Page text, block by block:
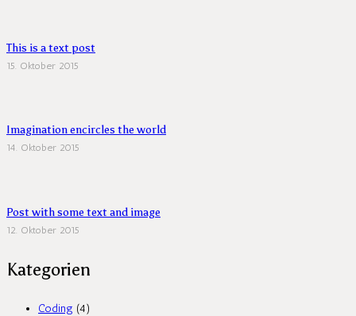
This is a text post
15. Oktober 2015
Imagination encircles the world
14. Oktober 2015
Post with some text and image
12. Oktober 2015
Kategorien
Coding (4)